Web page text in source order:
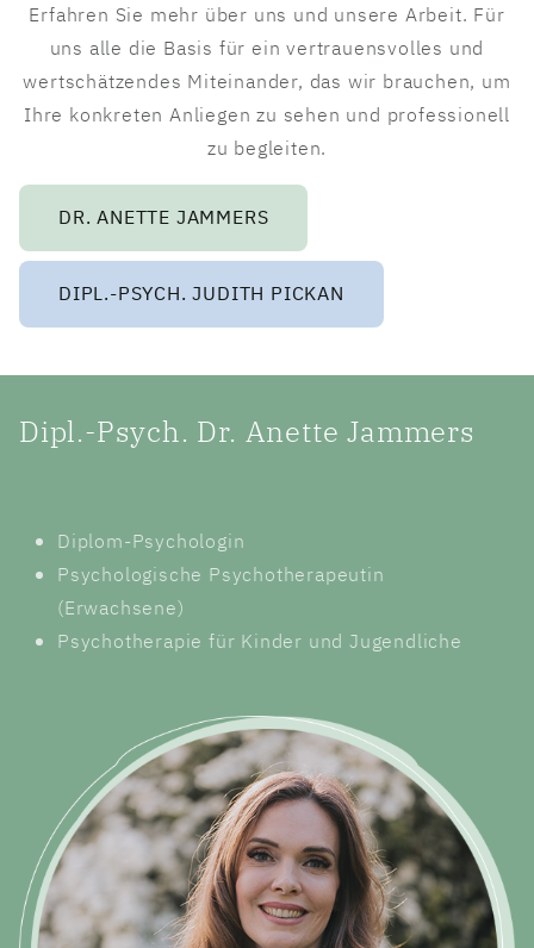
Erfahren Sie mehr über uns und unsere Arbeit. Für
uns alle die Basis für ein vertrauensvolles und
wertschätzendes Miteinander, das wir brauchen, um
Ihre konkreten Anliegen zu sehen und professionell
zu begleiten.
DR. ANETTE JAMMERS
DIPL.-PSYCH. JUDITH PICKAN
Dipl.-Psych. Dr. Anette Jammers
Diplom-Psychologin
Psychologische Psychotherapeutin
(Erwachsene)
Psychotherapie für Kinder und Jugendliche